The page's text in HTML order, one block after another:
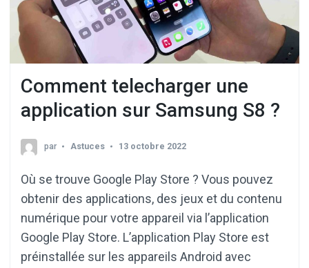
Comment telecharger une
application sur Samsung S8 ?
par Astuces 13 octobre 2022
Où se trouve Google Play Store ? Vous pouvez
obtenir des applications, des jeux et du contenu
numérique pour votre appareil via l’application
Google Play Store. L’application Play Store est
préinstallée sur les appareils Android avec